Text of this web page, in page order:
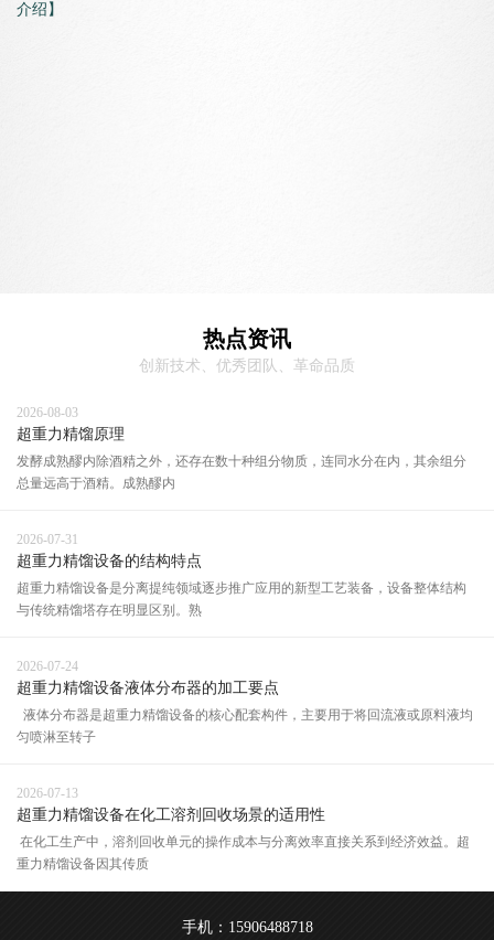
介绍】
热点资讯
创新技术、优秀团队、革命品质
2026-08-03
超重力精馏原理
发酵成熟醪内除酒精之外，还存在数十种组分物质，连同水分在内，其余组分
总量远高于酒精。成熟醪内
2026-07-31
超重力精馏设备的结构特点
超重力精馏设备是分离提纯领域逐步推广应用的新型工艺装备，设备整体结构
与传统精馏塔存在明显区别。熟
2026-07-24
超重力精馏设备液体分布器的加工要点
液体分布器是超重力精馏设备的核心配套构件，主要用于将回流液或原料液均
匀喷淋至转子
2026-07-13
超重力精馏设备在化工溶剂回收场景的适用性
在化工生产中，溶剂回收单元的操作成本与分离效率直接关系到经济效益。超
重力精馏设备因其传质
手机：15906488718